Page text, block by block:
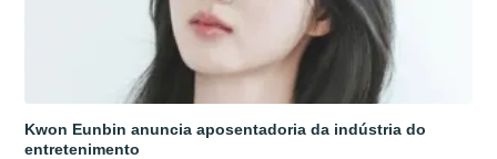
Kwon Eunbin anuncia aposentadoria da indústria do
entretenimento